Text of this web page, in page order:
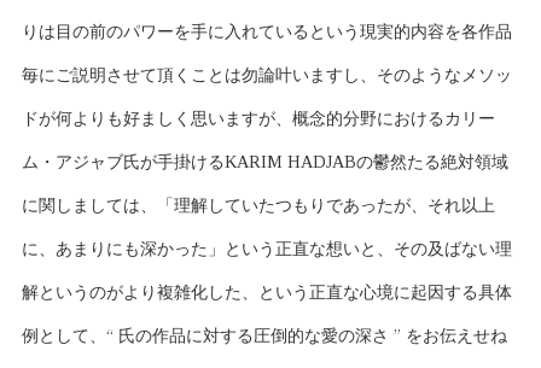
りは目の前のパワーを手に入れているという現実的内容を各作品
毎にご説明させて頂くことは勿論叶いますし、そのようなメソッ
ドが何よりも好ましく思いますが、概念的分野におけるカリー
ム・アジャブ氏が手掛けるKARIM HADJABの鬱然たる絶対領域
に関しましては、「理解していたつもりであったが、それ以上
に、あまりにも深かった」という正直な想いと、その及ばない理
解というのがより複雑化した、という正直な心境に起因する具体
例として、“ 氏の作品に対する圧倒的な愛の深さ ” をお伝えせね